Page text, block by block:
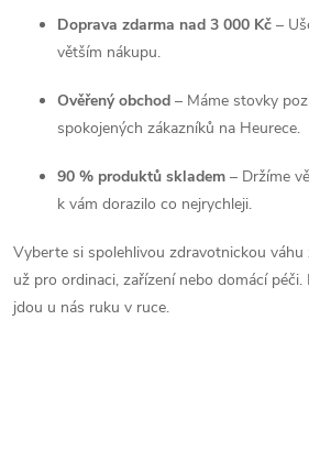
Doprava zdarma nad 3 000 Kč –
větším nákupu.
Ověřený obchod – Máme stovky
spokojených zákazníků na Heurece.
90 % produktů skladem – Držíme
k vám dorazilo co nejrychleji.
Vyberte si spolehlivou zdravotnickou
už pro ordinaci, zařízení nebo domácí
jdou u nás ruku v ruce.